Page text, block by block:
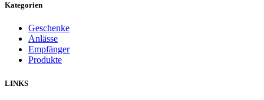
Kategorien
Geschenke
Anlässe
Empfänger
Produkte
LINKS